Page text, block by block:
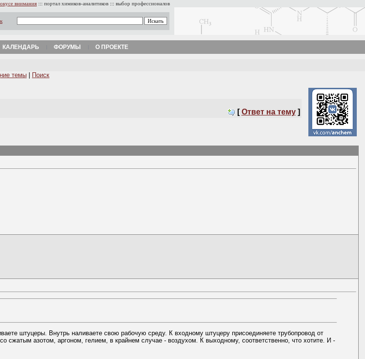
внимания ::: портал химиков-аналитиков ::: выбор профессионалов
КАЛЕНДАРЬ ФОРУМЫ О ПРОЕКТЕ
темы Поиск
[ Ответ на тему ]
штуцеры. Внутрь наливаете свою рабочую среду. К входному штуцеру присоединяете трубопровод от
сжатым азотом, аргоном, гелием, в крайнем случае - воздухом. К выходному, соответственно, что хотите. И -